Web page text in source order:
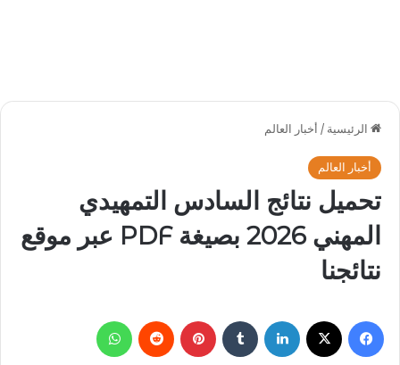
الرئيسية / أخبار العالم
أخبار العالم
تحميل نتائج السادس التمهيدي
المهني 2026 بصيغة PDF عبر موقع
نتائجنا
فيسبوك لينكدإن بينتيريست